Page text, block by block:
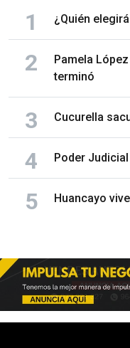
¿Quién
Pamela
terminó
Cucurella
Poder
Huancayo